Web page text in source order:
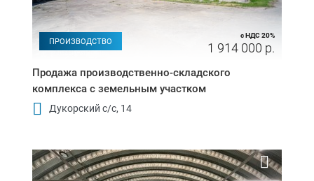
ПРОИЗВОДСТВО
с НДС 20%
1 914 000 р.
Продажа производственно-складского
комплекса с земельным участком
Дукорский с/с, 14